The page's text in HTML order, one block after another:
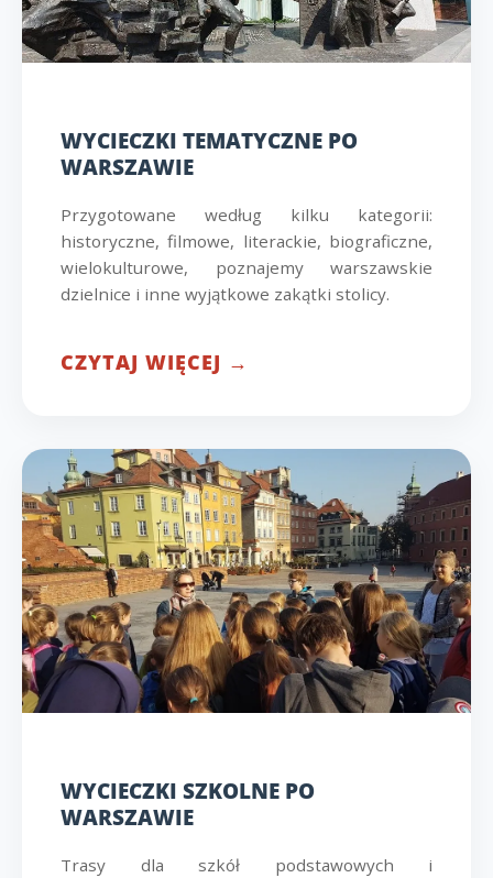
WYCIECZKI TEMATYCZNE PO
WARSZAWIE
Przygotowane według kilku kategorii:
historyczne, filmowe, literackie, biograficzne,
wielokulturowe, poznajemy warszawskie
dzielnice i inne wyjątkowe zakątki stolicy.
CZYTAJ WIĘCEJ →
WYCIECZKI SZKOLNE PO
WARSZAWIE
Trasy dla szkół podstawowych i